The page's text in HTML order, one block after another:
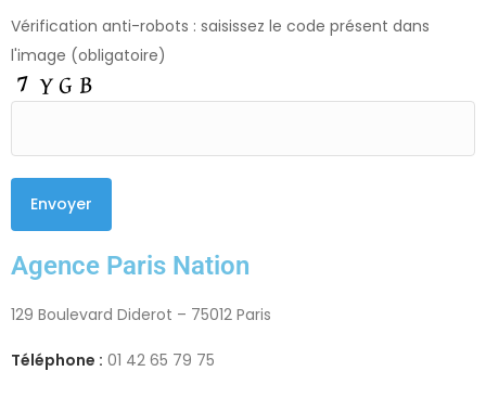
Vérification anti-robots : saisissez le code présent dans
l'image (obligatoire)
Agence Paris Nation
129 Boulevard Diderot – 75012 Paris
Téléphone : 01 42 65 79 75